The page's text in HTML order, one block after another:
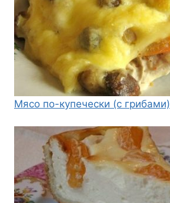
Мясо по-купечески (с грибами)